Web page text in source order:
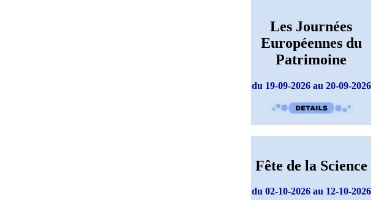
Les Journées
Européennes du
Patrimoine
du 19-09-2026 au 20-09-2026
Fête de la Science
du 02-10-2026 au 12-10-2026